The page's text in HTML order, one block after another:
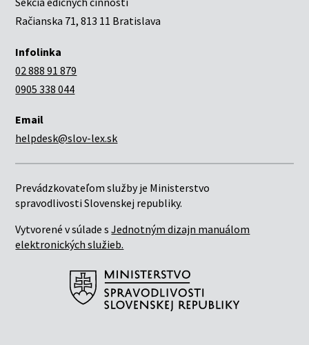
Račianska 71, 813 11 Bratislava
Infolinka
02 888 91 879
0905 338 044
Email
helpdesk@slov-lex.sk
Prevádzkovateľom služby je Ministerstvo
spravodlivosti Slovenskej republiky.
Vytvorené v súlade sJednotným dizajn manuálom
elektronických služieb.